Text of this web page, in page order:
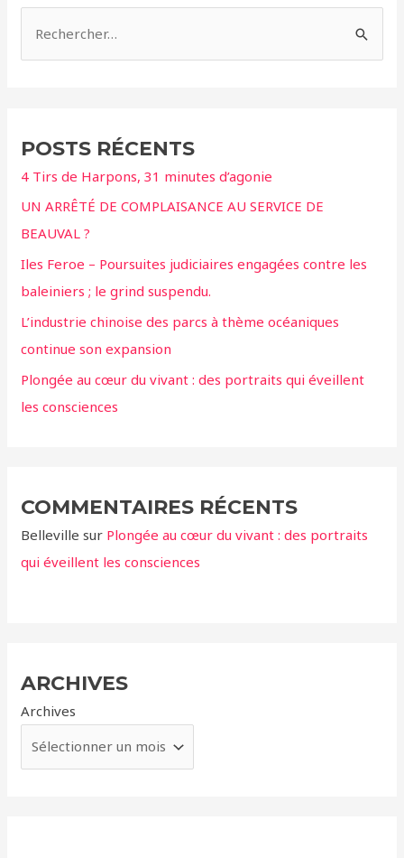
r
c
h
e
r
:
POSTS RÉCENTS
4 Tirs de Harpons, 31 minutes d’agonie
UN ARRÊTÉ DE COMPLAISANCE AU SERVICE DE
BEAUVAL ?
Iles Feroe – Poursuites judiciaires engagées contre les
baleiniers ; le grind suspendu.
L’industrie chinoise des parcs à thème océaniques
continue son expansion
Plongée au cœur du vivant : des portraits qui éveillent
les consciences
COMMENTAIRES RÉCENTS
Belleville sur Plongée au cœur du vivant : des portraits
qui éveillent les consciences
ARCHIVES
Archives